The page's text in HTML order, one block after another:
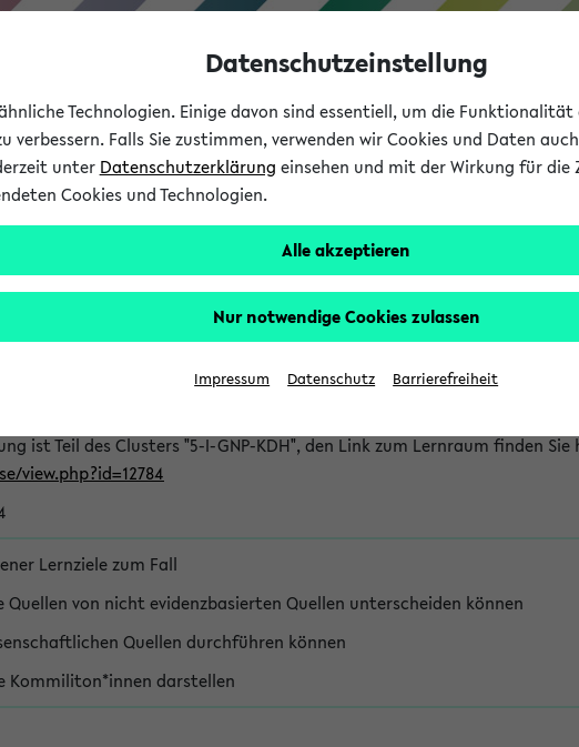
Studium
Fall 2 GNP: Teil 2 (POL) (SoSe
ist Teil des Clusters "5-I-GNP-KDH", den Link zum Lernraum finden Sie
view.php?id=12784
Lernziele zum Fall
Quellen von nicht evidenzbasierten Quellen unterscheiden können
Quellen durchführen können
Kommiliton*innen darstellen
Datenschutzeinstellung
Technologien. Einige davon sind essentiell, um die
verbessern. Falls Sie zustimmen, verwenden wir Cookies und Daten
unter Datenschutzerklärung einsehen und mit der Wirkung für
Cookies und Technologien.
Alle akzeptieren
Nur notwendige Cookies zulassen
Impressum Datenschutz Barrierefreiheit